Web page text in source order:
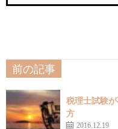
前の記事
税理士試験
方
2016.12.19